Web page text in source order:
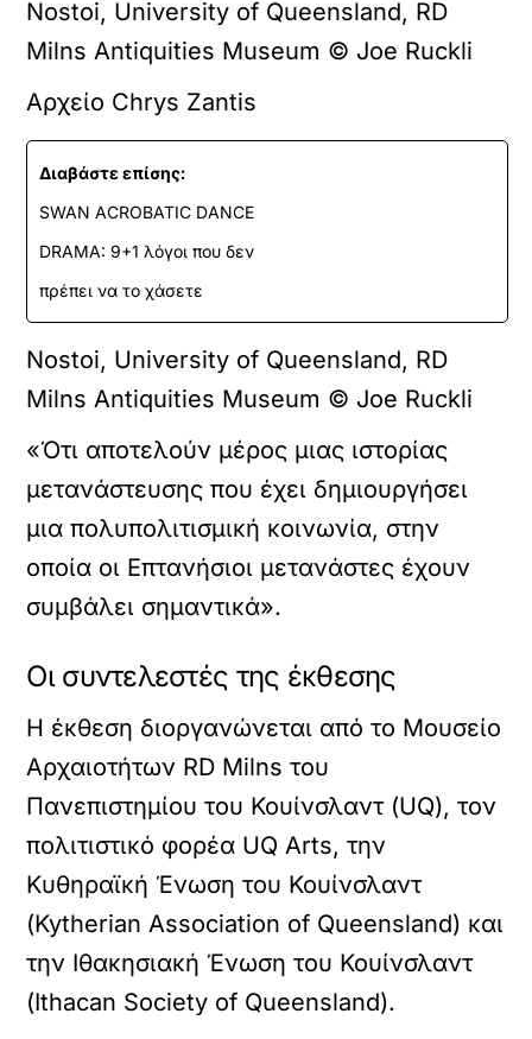
Nostoi, University of Queensland, RD
Milns Antiquities Museum © Joe Ruckli
Αρχείο Chrys Zantis
Διαβάστε επίσης:
SWAN ACROBATIC DANCE
DRAMA: 9+1 λόγοι που δεν
πρέπει να το χάσετε
Nostoi, University of Queensland, RD
Milns Antiquities Museum © Joe Ruckli
«Ότι αποτελούν μέρος μιας ιστορίας
μετανάστευσης που έχει δημιουργήσει
μια πολυπολιτισμική κοινωνία, στην
οποία οι Επτανήσιοι μετανάστες έχουν
συμβάλει σημαντικά».
Οι συντελεστές της έκθεσης
Η έκθεση διοργανώνεται από το Μουσείο
Αρχαιοτήτων RD Milns του
Πανεπιστημίου του Κουίνσλαντ (UQ), τον
πολιτιστικό φορέα UQ Arts, την
Κυθηραϊκή Ένωση του Κουίνσλαντ
(Kytherian Association of Queensland) και
την Ιθακησιακή Ένωση του Κουίνσλαντ
(Ithacan Society of Queensland).